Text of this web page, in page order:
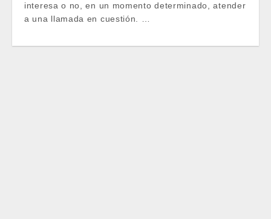
interesa o no, en un momento determinado, atender
a una llamada en cuestión. …